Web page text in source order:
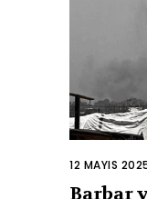
12 MAYIS
Barbar